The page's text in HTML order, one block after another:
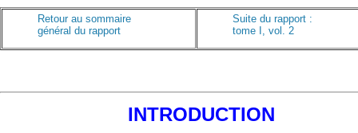
Retour au sommaire
général du rapport
Suite du rapport :
tome I, vol. 2
INTRODUCTION